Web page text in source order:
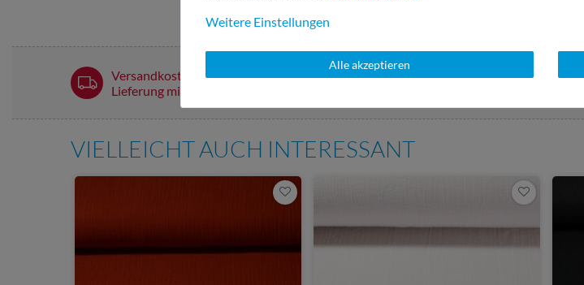
Versandkostenfrei ab 60 € -
Lieferung mit DHL
E-Mail Kundenservice
VIELLEICHT AUCH INTERESSANT
Weitere Einstellungen
Alle akzeptieren